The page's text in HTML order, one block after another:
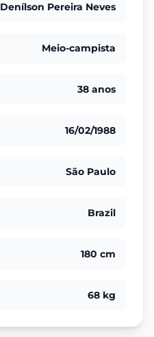
Denílson Pereira Neves
Meio-campista
38 anos
16/02/1988
São Paulo
Brazil
180 cm
68 kg